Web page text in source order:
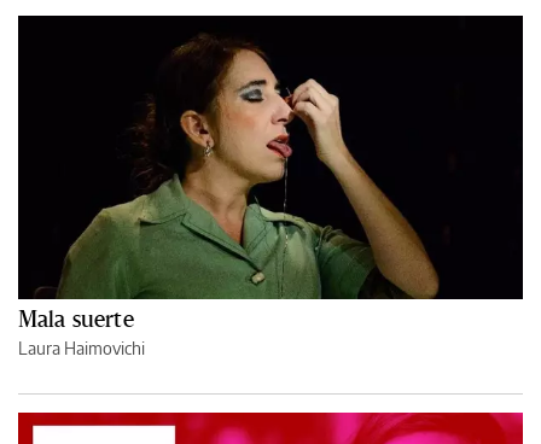
Mala suerte
Laura Haimovichi